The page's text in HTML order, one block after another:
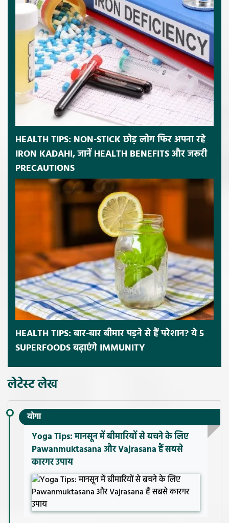
HEALTH TIPS: NON-STICK छोड़ लोग फिर अपना रहे
IRON KADAHI, जानें HEALTH BENEFITS और जरूरी
PRECAUTIONS
HEALTH TIPS: बार-बार बीमार पड़ने से हैं परेशान? ये 5
SUPERFOODS बढ़ाएंगे IMMUNITY
लेटेस्ट लेख
योगा
Yoga Tips: मानसून में बीमारियों से बचने के लिए
Pawanmuktasana और Vajrasana हैं सबसे
कारगर उपाय